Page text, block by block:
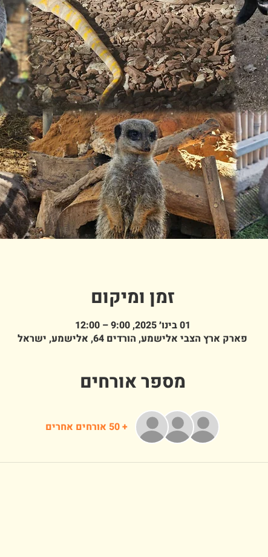
זמן ומיקום
01 בינו׳ 2025, 9:00 – 12:00
פארק ארץ הצבי אלישמע, הורדים 64, אלישמע, ישראל
מספר אורחים
+ 50 אורחים אחרים